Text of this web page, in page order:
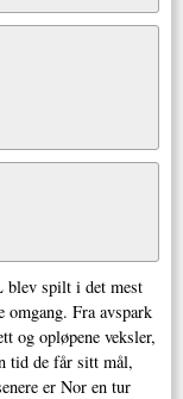
blev spilt i det mest
omgang. Fra avspark
og opløpene veksler,
tid de får sitt mål,
er Nor en tur